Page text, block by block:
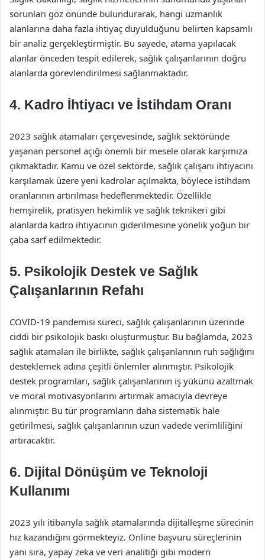
sorunları göz önünde bulundurarak, hangi uzmanlık
alanlarına daha fazla ihtiyaç duyulduğunu belirten kapsamlı
bir analiz gerçekleştirmiştir. Bu sayede, atama yapılacak
alanlar önceden tespit edilerek, sağlık çalışanlarının doğru
alanlarda görevlendirilmesi sağlanmaktadır.
4. Kadro İhtiyacı ve İstihdam Oranı
2023 sağlık atamaları çerçevesinde, sağlık sektöründe
yaşanan personel açığı önemli bir mesele olarak karşımıza
çıkmaktadır. Kamu ve özel sektörde, sağlık çalışanı ihtiyacını
karşılamak üzere yeni kadrolar açılmakta, böylece istihdam
oranlarının artırılması hedeflenmektedir. Özellikle
hemşirelik, pratisyen hekimlik ve sağlık teknikeri gibi
alanlarda kadro ihtiyacının giderilmesine yönelik yoğun bir
çaba sarf edilmektedir.
5. Psikolojik Destek ve Sağlık
Çalışanlarının Refahı
COVID-19 pandemisi süreci, sağlık çalışanlarının üzerinde
ciddi bir psikolojik baskı oluşturmuştur. Bu bağlamda, 2023
sağlık atamaları ile birlikte, sağlık çalışanlarının ruh sağlığını
desteklemek adına çeşitli önlemler alınmıştır. Psikolojik
destek programları, sağlık çalışanlarının iş yükünü azaltmak
ve moral motivasyonlarını artırmak amacıyla devreye
alınmıştır. Bu tür programların daha sistematik hale
getirilmesi, sağlık çalışanlarının uzun vadede verimliliğini
artıracaktır.
6. Dijital Dönüşüm ve Teknoloji
Kullanımı
2023 yılı itibarıyla sağlık atamalarında dijitalleşme sürecinin
hız kazandığını görmekteyiz. Online başvuru süreçlerinin
yanı sıra, yapay zeka ve veri analitiği gibi modern